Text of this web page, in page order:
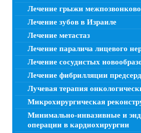
Лечение грыжи
Лечение зубов в Израиле
Лечение метастаз
Лечение паралича лицевого
Лечение сосудистых
Лечение фибрилляции
Лучевая терапия
Микрохирургическая
Минимально-инвазивные и
операции в кардиохирургии